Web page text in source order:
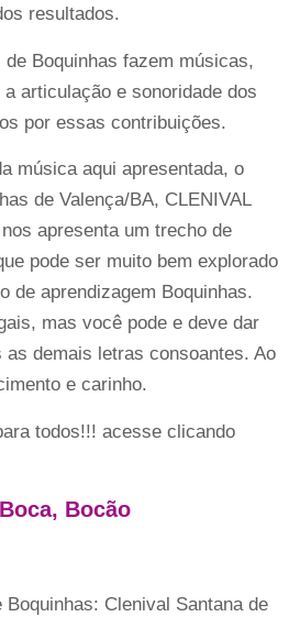
resultados.
Boquinhas fazem músicas,
articulação e sonoridade dos
por essas contribuições.
música aqui apresentada, o
de Valença/BA, CLENIVAL
apresenta um trecho de
pode ser muito bem explorado
de aprendizagem Boquinhas.
mas você pode e deve dar
as demais letras consoantes. Ao
e carinho.
todos!!! acesse clicando
Bocão
Clenival Santana de